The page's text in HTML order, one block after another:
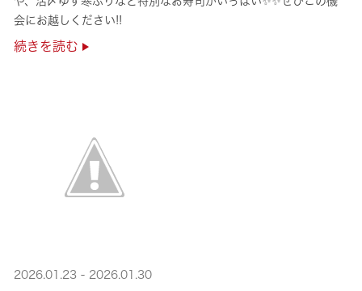
会にお越しください!!
続きを読む
2026.01.23 - 2026.01.30